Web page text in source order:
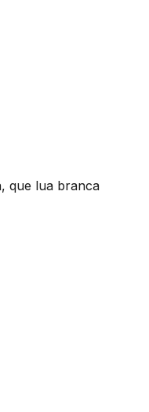
que lua branca